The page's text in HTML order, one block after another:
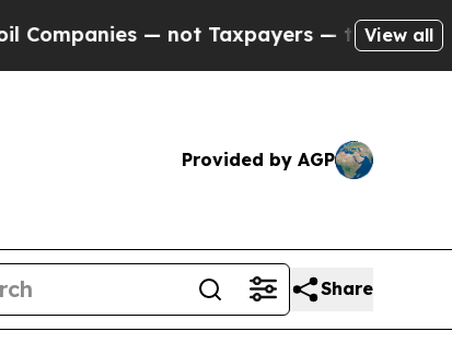
Taxpayers — the Chance to Cash in on
View all
Provided by AGP
Share